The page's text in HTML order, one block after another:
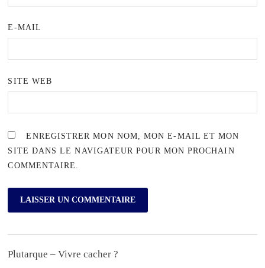
E-MAIL
SITE WEB
ENREGISTRER MON NOM, MON E-MAIL ET MON
SITE DANS LE NAVIGATEUR POUR MON PROCHAIN
COMMENTAIRE.
Plutarque – Vivre cacher ?